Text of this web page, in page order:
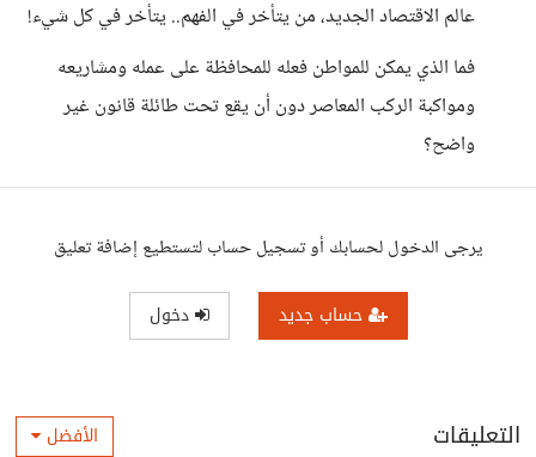
عالم الاقتصاد الجديد، من يتأخر في الفهم.. يتأخر في كل شيء!
فما الذي يمكن للمواطن فعله للمحافظة على عمله ومشاريعه
ومواكبة الركب المعاصر دون أن يقع تحت طائلة قانون غير
واضح؟
يرجى الدخول لحسابك أو تسجيل حساب لتستطيع إضافة تعليق
حساب جديد دخول
التعليقات الأفضل